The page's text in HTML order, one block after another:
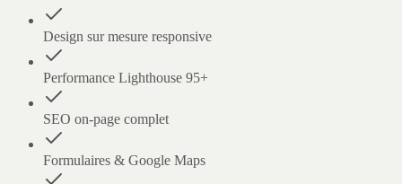
Design sur mesure responsive
Performance Lighthouse 95+
SEO on-page complet
Formulaires & Google Maps